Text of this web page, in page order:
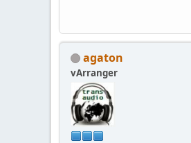
agaton
vArranger